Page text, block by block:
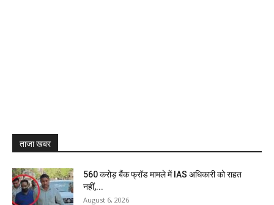
ताजा खबर
₹560 करोड़ बैंक फ्रॉड मामले में IAS अधिकारी को राहत
नहीं,...
August 6, 2026